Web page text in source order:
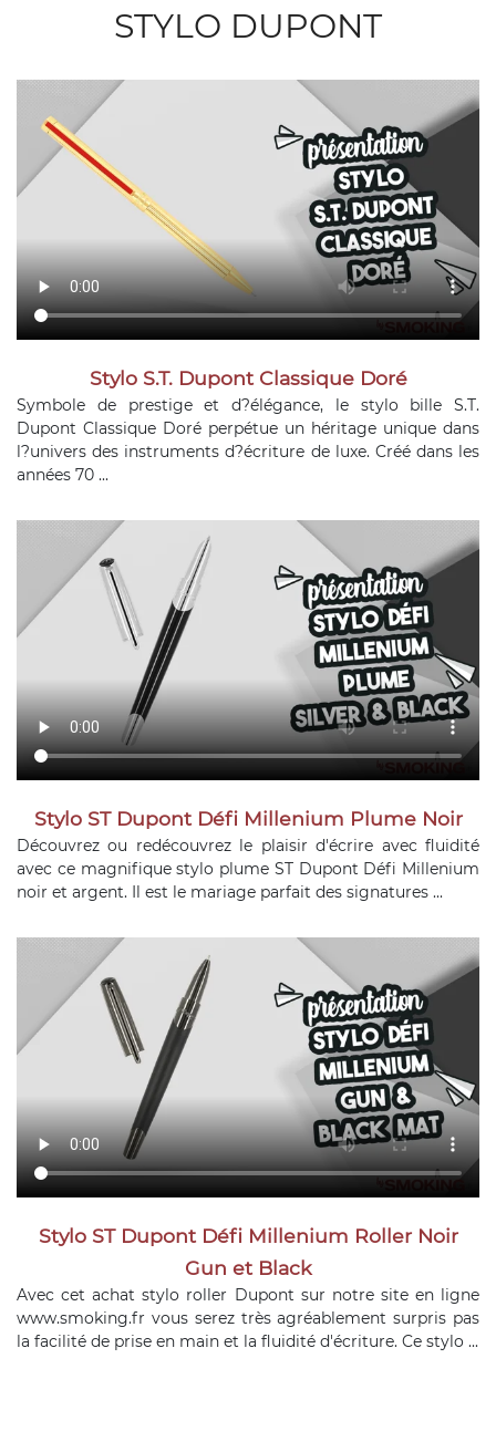
STYLO DUPONT
Stylo S.T. Dupont Classique Doré
Symbole de prestige et d?élégance, le stylo bille S.T.
Dupont Classique Doré perpétue un héritage unique dans
l?univers des instruments d?écriture de luxe. Créé dans les
années 70 ...
Stylo ST Dupont Défi Millenium Plume Noir
Découvrez ou redécouvrez le plaisir d'écrire avec fluidité
avec ce magnifique stylo plume ST Dupont Défi Millenium
noir et argent. Il est le mariage parfait des signatures ...
Stylo ST Dupont Défi Millenium Roller Noir
Gun et Black
Avec cet achat stylo roller Dupont sur notre site en ligne
www.smoking.fr vous serez très agréablement surpris pas
la facilité de prise en main et la fluidité d'écriture. Ce stylo ...